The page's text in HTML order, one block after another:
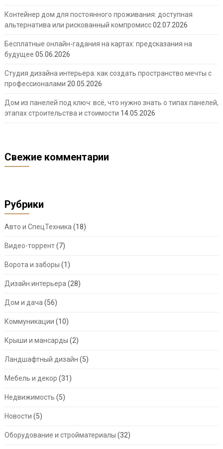
Контейнер дом для постоянного проживания: доступная
альтернатива или рискованный компромисс02.07.2026
Бесплатные онлайн-гадания на картах: предсказания на
будущее 05.06.2026
Студия дизайна интерьера: как создать пространство мечты с
профессионалами 20.05.2026
Дом из панелей под ключ: всё, что нужно знать о типах панелей,
этапах строительства и стоимости 14.05.2026
Свежие комментарии
Рубрики
Авто и СпецТехника (18)
Видео-торрент(7)
Ворота и заборы (1)
Дизайн интерьера (28)
Дом и дача (56)
Коммуникации (10)
Крыши и мансарды (2)
Ландшафтный дизайн (5)
Мебель и декор (31)
Недвижимость (5)
Новости (5)
Оборудование и стройматериалы (32)